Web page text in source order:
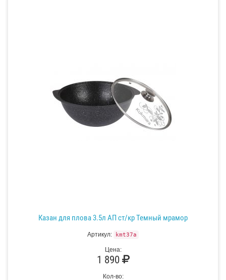
Казан для плова 3.5л АП ст/кр Темный мрамор
Артикул: kmt37a
Цена:
1 890
Кол-во: